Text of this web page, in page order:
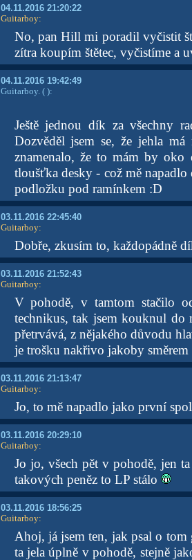
04.11.2016 21:20:22
Guitarboy:
No, pan Hill mi poradil vyčistit
zítra koupím štětec, vyčistíme a
04.11.2016 19:42:49
Guitarboy.( ):
Ještě jednou dík za všechny
Dozvěděl jsem se, že jehla
znamenalo, že to mám by
tloušťka desky - což mě
podložku pod ramínkem :D
03.11.2016 22:45:40
Guitarboy:
Dobře, zkusím to, každopádně
03.11.2016 21:52:43
Guitarboy:
V pohodě, v tamtom stačilo
technikus, tak jsem kouknul do
přetrvává, z nějakého důvodu
je trošku nakřivo jakoby
03.11.2016 21:13:47
Guitarboy:
Jo, to mě napadlo jako první
03.11.2016 20:29:10
Guitarboy:
Jo jo, všech pět v pohodě, jen
takových peněz to LP stálo
03.11.2016 18:56:25
Guitarboy:
Ahoj, já jsem ten, jak psal o tom
ta jela úplně v pohodě, stejně